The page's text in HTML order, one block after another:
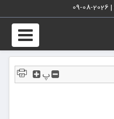
|
2026-08-09
پ